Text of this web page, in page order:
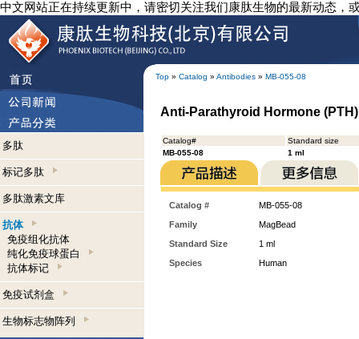
中文网站正在持续更新中，请密切关注我们康肽生物的最新动态，
Top » Catalog » Antibodies » MB-055-08
多肽
标记多肽
多肽激素文库
抗体
免疫组化抗体
纯化免疫球蛋白
抗体标记
免疫试剂盒
生物标志物阵列
Anti-Parathyroid Hormone
Catalog#
Standard size
MB-055-08
1 ml
Catalog #
MB-055-08
Family
MagBead
Standard Size
1 ml
Species
Human